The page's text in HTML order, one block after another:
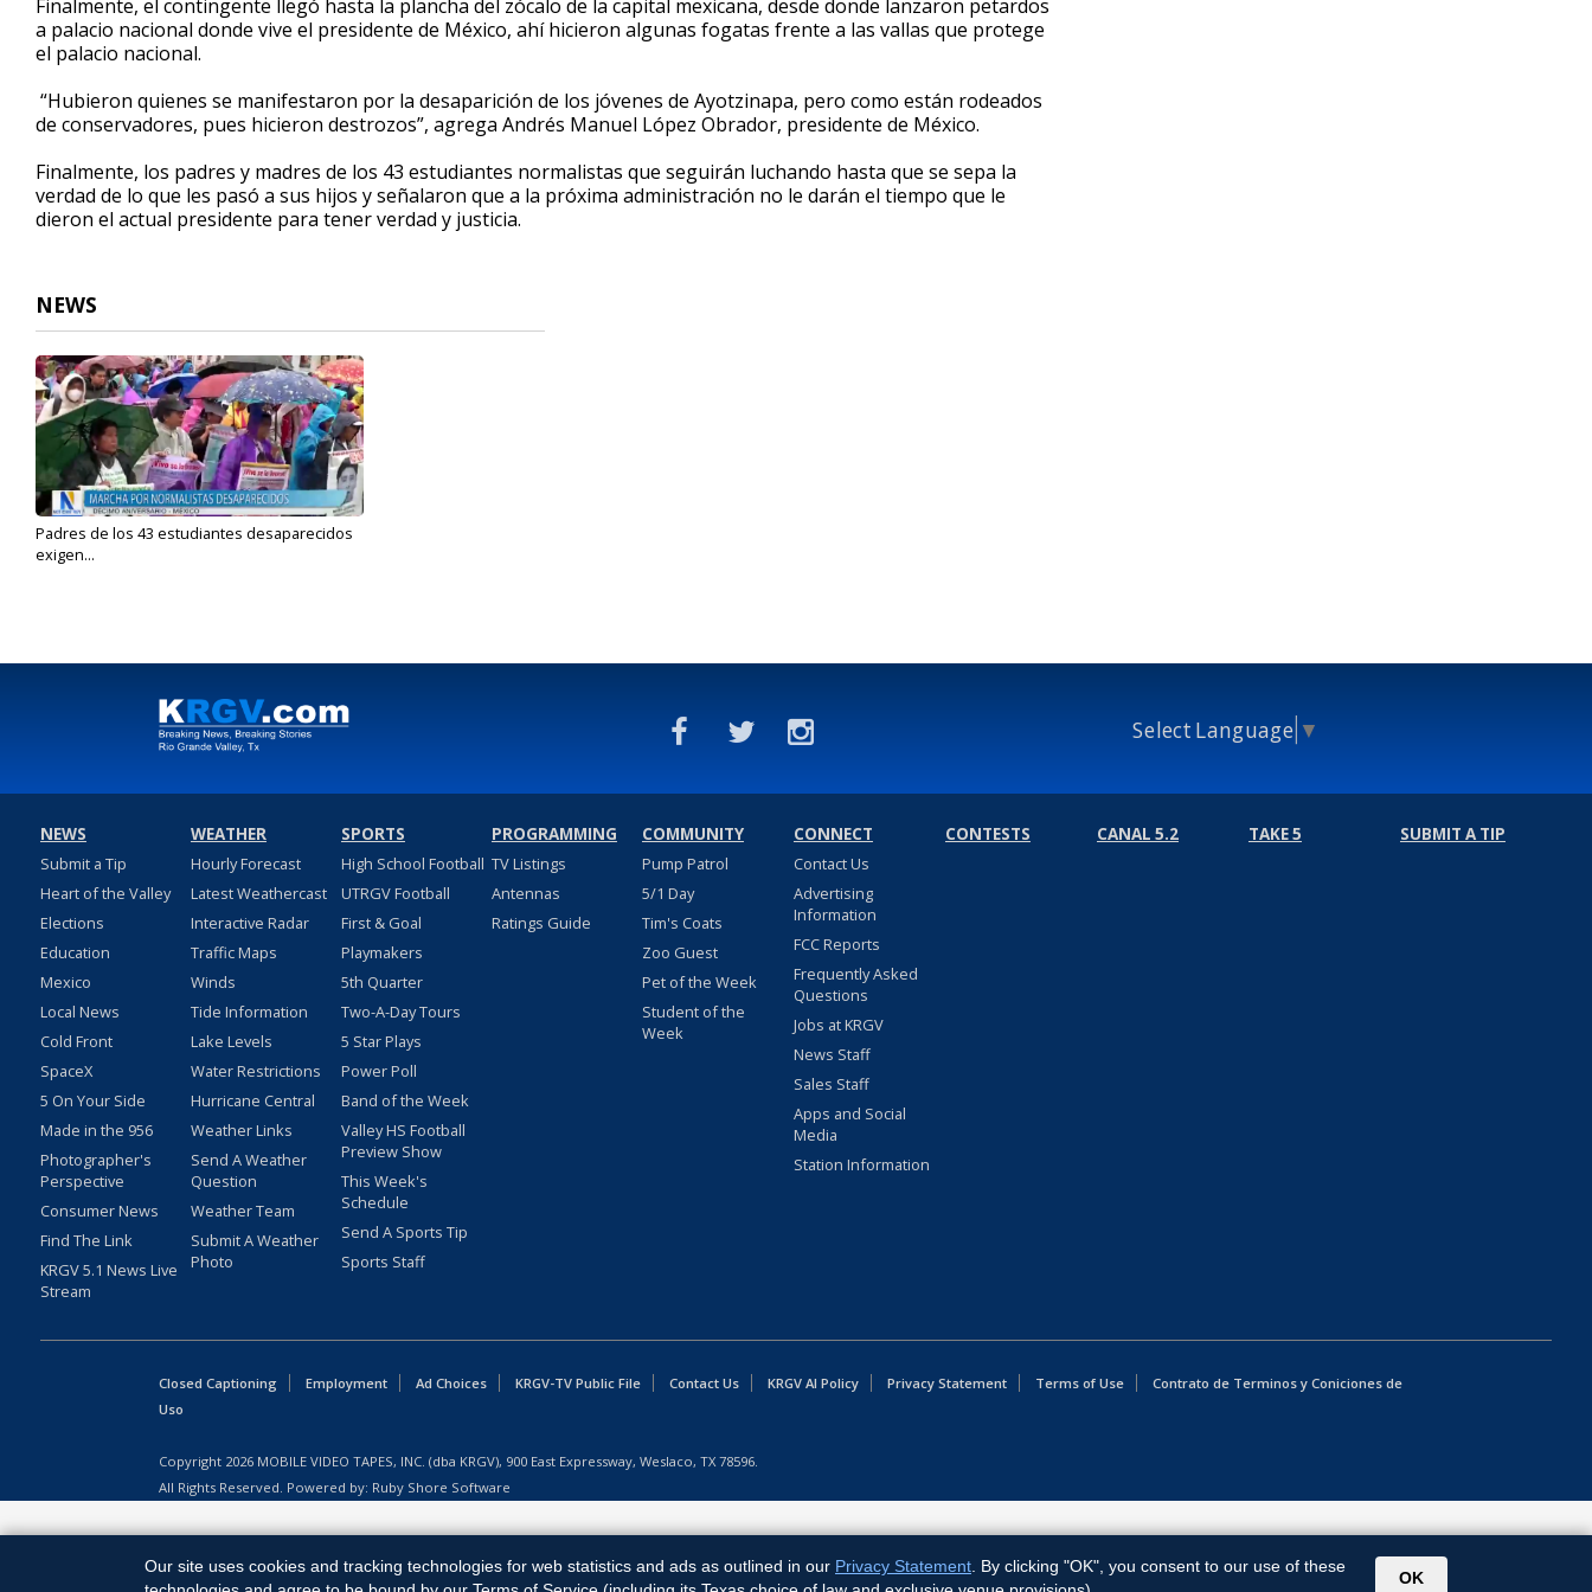
Finalmente, el contingente llegó hasta la plancha del zócalo de la capital mexicana, desde donde lanzaron petardos
a palacio nacional donde vive el presidente de México, ahí hicieron algunas fogatas frente a las vallas que protege
el palacio nacional.
“Hubieron quienes se manifestaron por la desaparición de los jóvenes de Ayotzinapa, pero como están rodeados
de conservadores, pues hicieron destrozos”, agrega Andrés Manuel López Obrador, presidente de México.
Finalmente, los padres y madres de los 43 estudiantes normalistas que seguirán luchando hasta que se sepa la
verdad de lo que les pasó a sus hijos y señalaron que a la próxima administración no le darán el tiempo que le
dieron el actual presidente para tener verdad y justicia.
NEWS
Padres de los 43 estudiantes desaparecidos
exigen...
Select Language ▼
NEWS
Submit a Tip
Heart of the Valley
Elections
Education
Mexico
Local News
Cold Front
SpaceX
5 On Your Side
Made in the 956
Photographer's
Perspective
Consumer News
Find The Link
KRGV 5.1 News Live
Stream
WEATHER
Hourly Forecast
Latest Weathercast
Interactive Radar
Traffic Maps
Winds
Tide Information
Lake Levels
Water Restrictions
Hurricane Central
Weather Links
Send A Weather
Question
Weather Team
Submit A Weather
Photo
SPORTS
High School Football
UTRGV Football
First & Goal
Playmakers
5th Quarter
Two-A-Day Tours
5 Star Plays
Power Poll
Band of the Week
Valley HS Football
Preview Show
This Week's
Schedule
Send A Sports Tip
Sports Staff
PROGRAMMING
TV Listings
Antennas
Ratings Guide
COMMUNITY
Pump Patrol
5/1 Day
Tim's Coats
Zoo Guest
Pet of the Week
Student of the
Week
CONNECT
Contact Us
Advertising
Information
FCC Reports
Frequently Asked
Questions
Jobs at KRGV
News Staff
Sales Staff
Apps and Social
Media
Station Information
CONTESTS CANAL 5.2 TAKE 5 SUBMIT A TIP
Closed Captioning Employment Ad Choices KRGV-TV Public File Contact Us KRGV AI Policy Privacy Statement Terms of Use
Contrato de Terminos y Coniciones de
Uso
Copyright 2026 MOBILE VIDEO TAPES, INC. (dba KRGV), 900 East Expressway, Weslaco, TX 78596.
All Rights Reserved. Powered by: Ruby Shore Software
Our site uses cookies and tracking technologies for web statistics and ads as outlined in our Privacy Statement . By clicking "OK", you consent to our use of these
OK